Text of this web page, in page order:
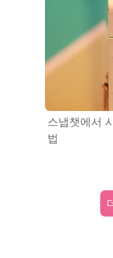
스냅챗에서
법